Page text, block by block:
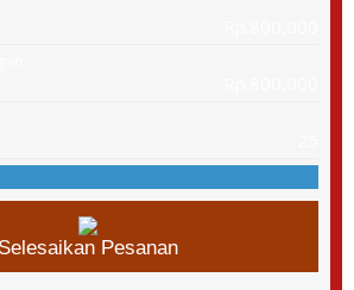
Selesaikan Pesanan